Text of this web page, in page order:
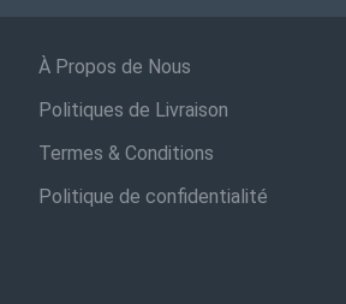
À Propos de Nous
Politiques de Livraison
Termes & Conditions
Politique de confidentialité